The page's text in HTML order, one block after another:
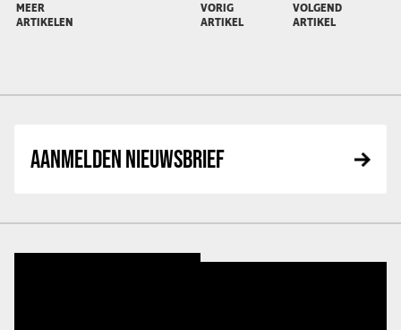
MEER
ARTIKELEN
VORIG
ARTIKEL
VOLGEND
ARTIKEL
AANMELDEN NIEUWSBRIEF